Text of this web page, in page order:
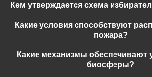
Кем утверждается схема
Какие условия способствуют
пожара?
Какие механизмы обеспечивают
биосферы?